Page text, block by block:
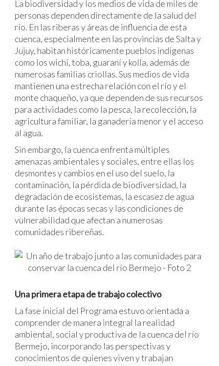
La biodiversidad y los medios de vida de miles de
personas dependen directamente de la salud del
río. En las riberas y áreas de influencia de esta
cuenca, especialmente en las provincias de Salta y
Jujuy, habitan históricamente pueblos indígenas
como los wichí, toba, guaraní y kolla, además de
numerosas familias criollas. Sus medios de vida
mantienen una estrecha relación con el río y el
monte chaqueño, ya que dependen de sus recursos
para actividades como la pesca, la recolección, la
agricultura familiar, la ganadería menor y el acceso
al agua.
Sin embargo, la cuenca enfrenta múltiples
amenazas ambientales y sociales, entre ellas los
desmontes y cambios en el uso del suelo, la
contaminación, la pérdida de biodiversidad, la
degradación de ecosistemas, la escasez de agua
durante las épocas secas y las condiciones de
vulnerabilidad que afectan a numerosas
comunidades ribereñas.
Una primera etapa de trabajo colectivo
La fase inicial del Programa estuvo orientada a
comprender de manera integral la realidad
ambiental, social y productiva de la cuenca del río
Bermejo, incorporando las perspectivas y
conocimientos de quienes viven y trabajan